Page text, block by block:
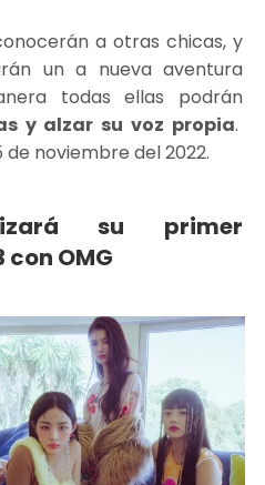
a otras chicas, y
un a nueva aventura
todas ellas podrán
y alzar su voz propia.
noviembre del 2022.
su primer
OMG